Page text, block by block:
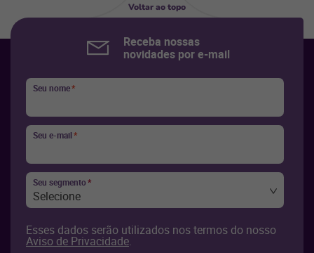
Voltar ao topo
Receba nossas
novidades por e-mail
Seu nome*
Seu e-mail*
Seu segmento*
Selecione
Esses dados serão utilizados nos termos do nosso
Aviso de Privacidade.